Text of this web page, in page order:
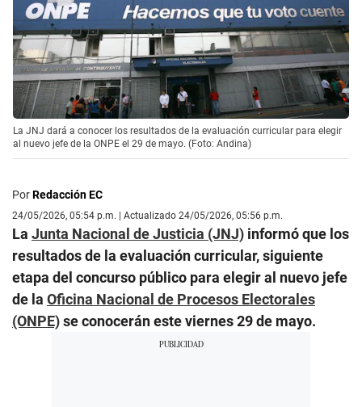
La JNJ dará a conocer los resultados de la evaluación curricular para elegir
al nuevo jefe de la ONPE el 29 de mayo. (Foto: Andina)
PorRedacción EC
24/05/2026, 05:54 p.m. | Actualizado 24/05/2026, 05:56 p.m.
La Junta Nacional de Justicia (JNJ) informó que los
resultados de la evaluación curricular, siguiente
etapa del concurso público para elegir al nuevo jefe
de la Oficina Nacional de Procesos Electorales
(ONPE)se conocerán este viernes 29 de mayo.